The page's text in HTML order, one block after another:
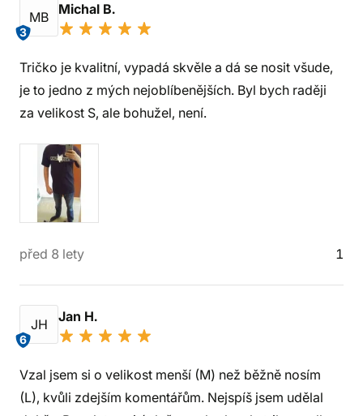
MB
3
Michal B.
Tričko je kvalitní, vypadá skvěle a dá se nosit všude,
je to jedno z mých nejoblíbenějších. Byl bych raději
za velikost S, ale bohužel, není.
před 8 lety 1
JH
6
Jan H.
Vzal jsem si o velikost menší (M) než běžně nosím
(L), kvůli zdejším komentářům. Nejspíš jsem udělal